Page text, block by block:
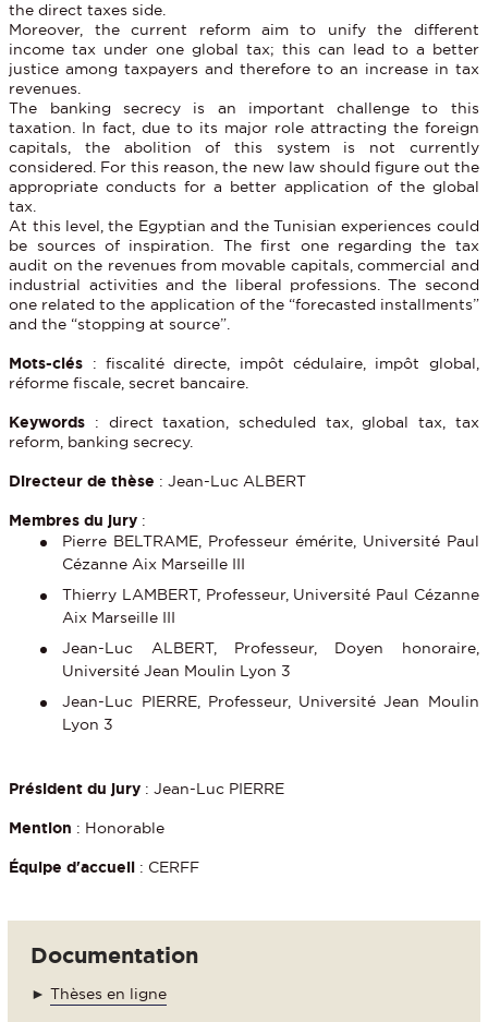
the direct taxes side.
Moreover, the current reform aim to unify the different
income tax under one global tax; this can lead to a better
justice among taxpayers and therefore to an increase in tax
revenues.
The banking secrecy is an important challenge to this
taxation. In fact, due to its major role attracting the foreign
capitals, the abolition of this system is not currently
considered. For this reason, the new law should figure out the
appropriate conducts for a better application of the global
tax.
At this level, the Egyptian and the Tunisian experiences could
be sources of inspiration. The first one regarding the tax
audit on the revenues from movable capitals, commercial and
industrial activities and the liberal professions. The second
one related to the application of the “forecasted installments”
and the “stopping at source”.
Mots-clés : fiscalité directe, impôt cédulaire, impôt global,
réforme fiscale, secret bancaire.
Keywords : direct taxation, scheduled tax, global tax, tax
reform, banking secrecy.
Directeur de thèse : Jean-Luc ALBERT
Membres du jury :
Pierre BELTRAME, Professeur émérite, Université Paul
Cézanne Aix Marseille III
Thierry LAMBERT, Professeur, Université Paul Cézanne
Aix Marseille III
Jean-Luc ALBERT, Professeur, Doyen honoraire,
Université Jean Moulin Lyon 3
Jean-Luc PIERRE, Professeur, Université Jean Moulin
Lyon 3
Président du jury : Jean-Luc PIERRE
Mention : Honorable
Équipe d'accueil : CERFF
Documentation
► Thèses en ligne